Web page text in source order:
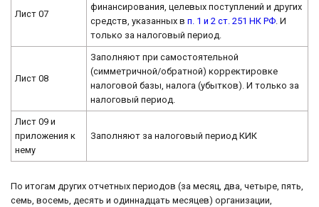
Лист 07
финансирования, целевых поступлений и других
средств, указанных вп. 1 и 2 ст. 251 НК РФ . И
только за налоговый период.
Лист 08
Заполняют при самостоятельной
(симметричной/обратной) корректировке
налоговой базы, налога (убытков). И только за
налоговый период.
Лист 09 и
приложения к
нему
Заполняют за налоговый период КИК
По итогам других отчетных периодов (за месяц, два, четыре, пять,
семь, восемь, десять и одиннадцать месяцев) организации,